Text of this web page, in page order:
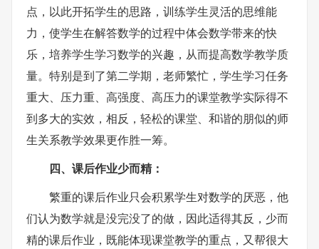
点，以此开拓学生的思路，训练学生灵活的思维能
力，使学生在解答数学的过程中体会数学带来的快
乐，培养学生学习数学的兴趣，从而提高数学教学质
量。特别是到了第二学期，老师繁忙，学生学习任务
重大、压力重、高强度、高压力的课堂教学实际得不
到多大的实效，相反，轻松的课堂、和谐的朋似的师
生关系教学效果更作胜一筹。
四、课后作业少而精：
繁重的课后作业只会积累学生对数学的厌恶，他
们认为数学就是没完没了的做，因此适得其反，少而
精的课后作业，既能体现课堂教学的重点，又帮很大